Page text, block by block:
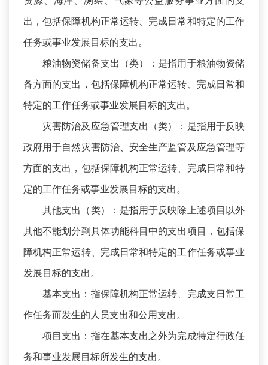
出，包括保障机构正常运转、完成日常和特定的工作
任务或事业发展目标的支出。
粮油物资储备支出（类）：是指用于粮油物资储
备方面的支出，包括保障机构正常运转、完成日常和
特定的工作任务或事业发展目标的支出。
灾害防治及应急管理支出（类）：是指用于反映
政府用于自然灾害防治、安全生产监管及应急管理等
方面的支出，包括保障机构正常运转、完成日常和特
定的工作任务或事业发展目标的支出。
其他支出（类）：是指用于反映除上述项目以外
其他不能划分到具体功能科目中的支出项目，包括保
障机构正常运转、完成日常和特定的工作任务或事业
发展目标的支出。
基本支出：指保障机构正常运转、完成支日常工
作任务而发生的人员支出和公用支出。
项目支出：指在基本支出之外为完成特定行政任
务和事业发展目标所发生的支出。